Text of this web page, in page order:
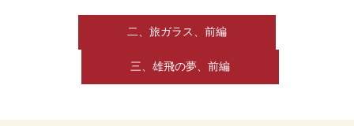
二、旅ガラス、前編
三、雄飛の夢、前編